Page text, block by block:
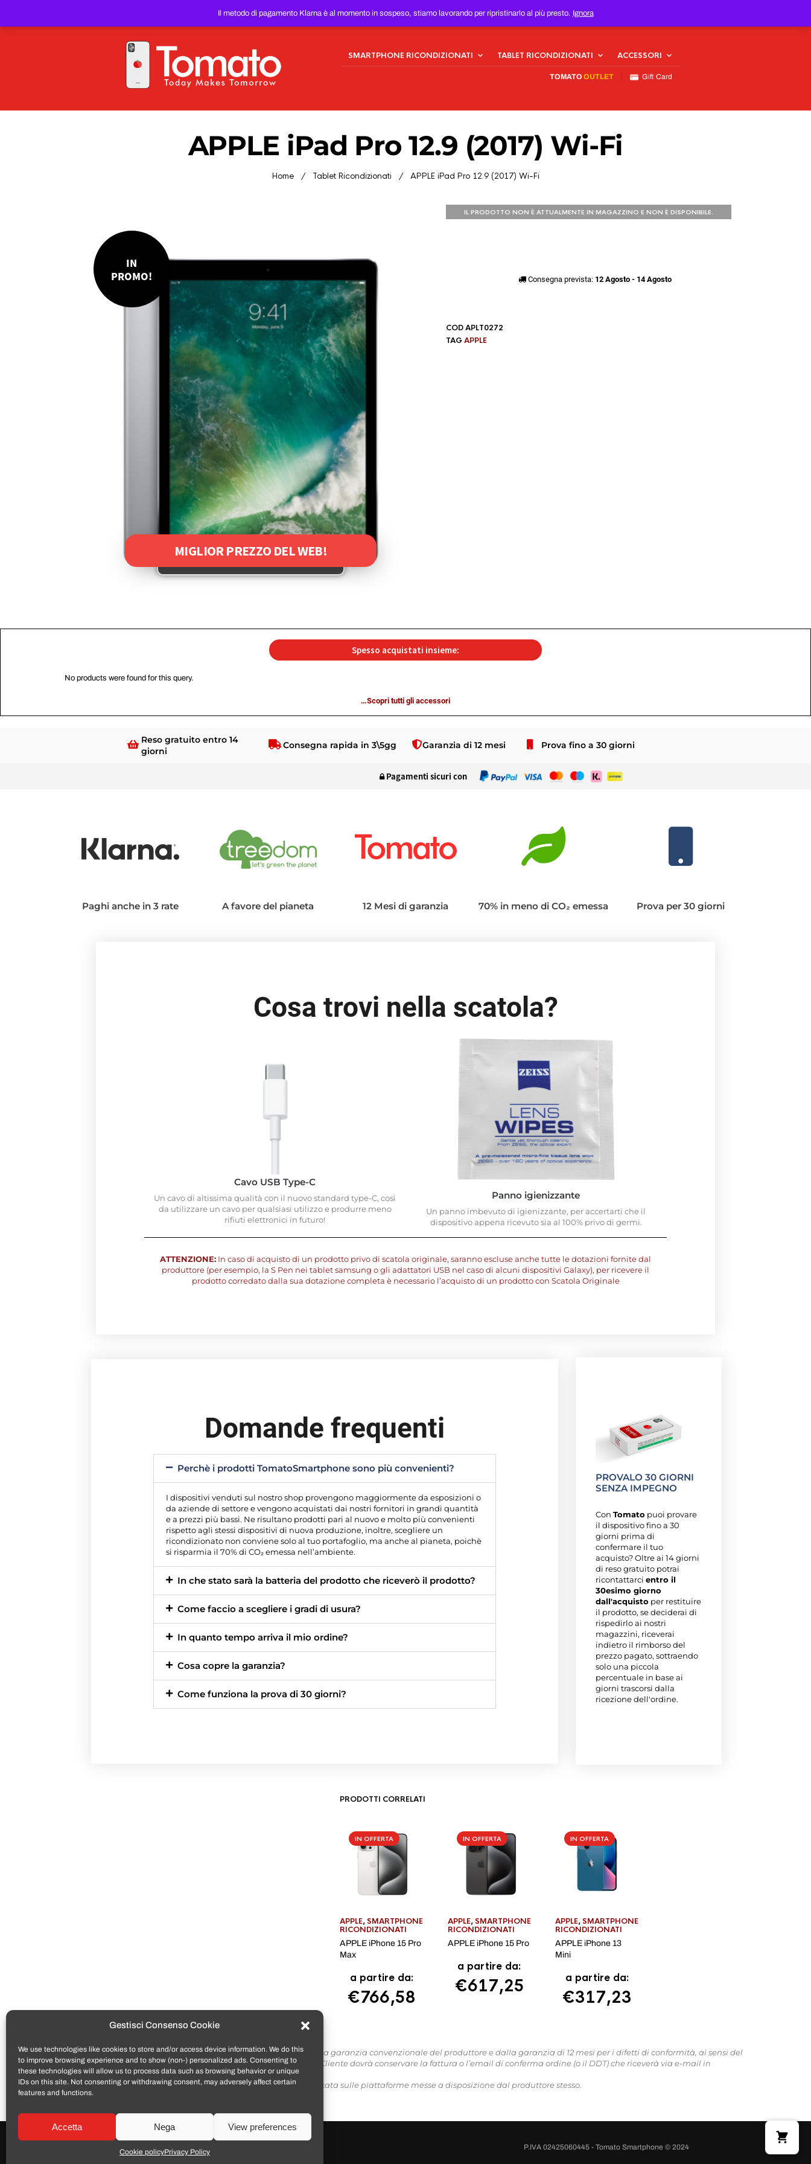
Gestisci Consenso Cookie
We use technologies like cookies to store and/or access device information. We do this
to improve browsing experience and to show (non-) personalized ads. Consenting to
these technologies will allow us to process data such as browsing behavior or unique
IDs on this site. Not consenting or withdrawing consent, may adversely affect certain
features and functions.
Accetta Nega View preferences
Cookie policyPrivacy Policy
Il metodo di pagamento Klarna è al momento in sospeso, stiamo lavorando per ripristinarlo al più presto. Ignora
PREZZO DEL WEB!
SMARTPHONE RICONDIZIONATI TABLET RICONDIZIONATI ACCESSORI
TOMATO OUTLET Gift Card
APPLE iPad Pro 12.9 (2017) Wi-Fi
Home/ Tablet Ricondizionati / APPLE iPad Pro 12.9 (2017) Wi-Fi
IN
PROMO!
MIGLIOR PREZZO DEL WEB!
IL PRODOTTO NON È ATTUALMENTE IN MAGAZZINO E NON È DISPONIBILE.
Consegna prevista: 12 Agosto - 14 Agosto
CODAPLT0272
TAG APPLE
Spesso acquistati insieme:
No products were found for this query.
…Scopri tutti gli accessori
Reso gratuito entro 14
giorni
Consegna rapida in 3\5gg Garanzia di 12 mesi Prova fino a 30 giorni
Pagamenti sicuri con
Paghi anche in 3 rate A favore del pianeta 12 Mesi di garanzia 70% in meno di CO₂ emessa Prova per 30 giorni
Cosa trovi nella scatola?
Cavo USB Type-C
Un cavo di altissima qualità con il nuovo standard type-C, così
da utilizzare un cavo per qualsiasi utilizzo e produrre meno
rifiuti elettronici in futuro!
Panno igienizzante
Un panno imbevuto di igienizzante, per accertarti che il
dispositivo appena ricevuto sia al 100% privo di germi.
ATTENZIONE: In caso di acquisto di un prodotto privo di scatola originale, saranno escluse anche tutte le dotazioni fornite dal
produttore (per esempio, la S Pen nei tablet samsung o gli adattatori USB nel caso di alcuni dispositivi Galaxy), per ricevere il
prodotto corredato dalla sua dotazione completa è necessario l’acquisto di un prodotto con Scatola Originale
Domande frequenti
Perchè i prodotti TomatoSmartphone sono più convenienti?
I dispositivi venduti sul nostro shop provengono maggiormente da esposizioni o
da aziende di settore e vengono acquistati dai nostri fornitori in grandi quantità
e a prezzi più bassi. Ne risultano prodotti pari al nuovo e molto più convenienti
rispetto agli stessi dispositivi di nuova produzione, inoltre, scegliere un
ricondizionato non conviene solo al tuo portafoglio, ma anche al pianeta, poichè
si risparmia il 70% di CO₂ emessa nell’ambiente.
In che stato sarà la batteria del prodotto che riceverò il prodotto?
Come faccio a scegliere i gradi di usura?
In quanto tempo arriva il mio ordine?
Cosa copre la garanzia?
Come funziona la prova di 30 giorni?
PROVALO 30 GIORNI
SENZA IMPEGNO
ConTomato puoi provare
il dispositivo fino a 30
giorni prima di
confermare il tuo
acquisto? Oltre ai 14 giorni
di reso gratuito potrai
ricontattarcientro il
30esimo giorno
dall'acquisto per restituire
il prodotto, se deciderai di
rispedirlo ai nostri
magazzini, riceverai
indietro il rimborso del
prezzo pagato, sottraendo
solo una piccola
percentuale in base ai
giorni trascorsi dalla
ricezione dell'ordine.
PRODOTTI CORRELATI
IN OFFERTA
APPLE,SMARTPHONE
RICONDIZIONATI
APPLE iPhone 15 Pro
Max
a partire da:
€766,58
IN OFFERTA
APPLE,SMARTPHONE
RICONDIZIONATI
APPLE iPhone 15 Pro
a partire da:
€617,25
IN OFFERTA
APPLE,SMARTPHONE
RICONDIZIONATI
APPLE iPhone 13
Mini
a partire da:
€317,23
Tutti i prodotti venduti daTomatoSmartphonesono coperti dalla garanzia convenzionale del produttore e dalla garanzia di 12 mesi per i difetti di conformità, ai sensi del
Cod Consumo 206/2005. Per fruire dell’assistenza in garanzia, il Cliente dovrà conservare la fattura o l’email di conferma ordine (o il DDT) che riceverà via e-mail in
formato elettronico PDF.
La garanzia convenzionale del produttore (se presente) va verificata sulle piattaforme messe a disposizione dal produttore stesso.
P.IVA 02425060445 - Tomato Smartphone © 2024